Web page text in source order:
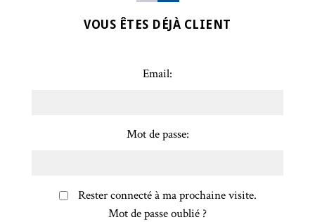
VOUS ÊTES DÉJÀ CLIENT
Email:
Mot de passe:
Rester connecté à ma prochaine visite.
Mot de passe oublié ?